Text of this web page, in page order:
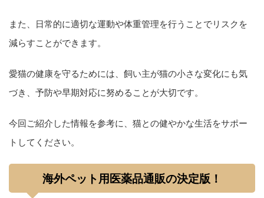
また、日常的に適切な運動や体重管理を行うことでリスクを
減らすことができます。
愛猫の健康を守るためには、飼い主が猫の小さな変化にも気
づき、予防や早期対応に努めることが大切です。
今回ご紹介した情報を参考に、猫との健やかな生活をサポー
トしてください。
海外ペット用医薬品通販の決定版！